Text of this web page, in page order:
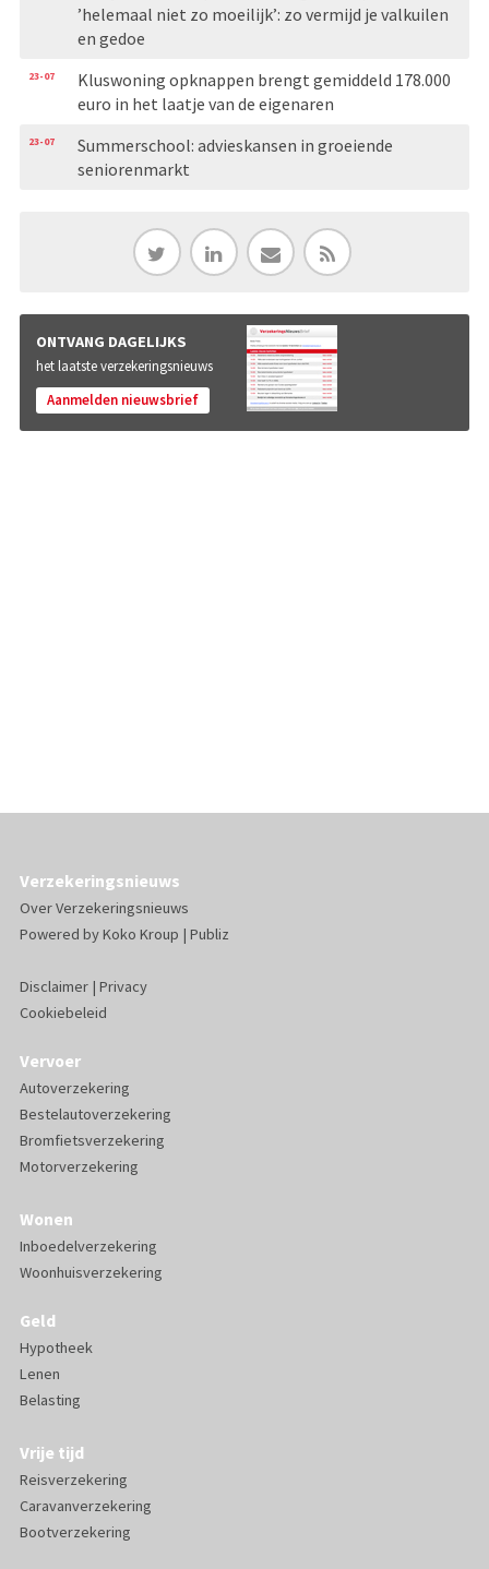
’helemaal niet zo moeilijk’: zo vermijd je valkuilen
en gedoe
23-07
Kluswoning opknappen brengt gemiddeld 178.000
euro in het laatje van de eigenaren
23-07
Summerschool: advieskansen in groeiende
seniorenmarkt
ONTVANG DAGELIJKS
het laatste verzekeringsnieuws
Aanmelden nieuwsbrief
Verzekeringsnieuws
Over Verzekeringsnieuws
Powered byKoko Kroup | Publiz
Disclaimer| Privacy
Cookiebeleid
Vervoer
Autoverzekering
Bestelautoverzekering
Bromfietsverzekering
Motorverzekering
Wonen
Inboedelverzekering
Woonhuisverzekering
Geld
Hypotheek
Lenen
Belasting
Vrije tijd
Reisverzekering
Caravanverzekering
Bootverzekering